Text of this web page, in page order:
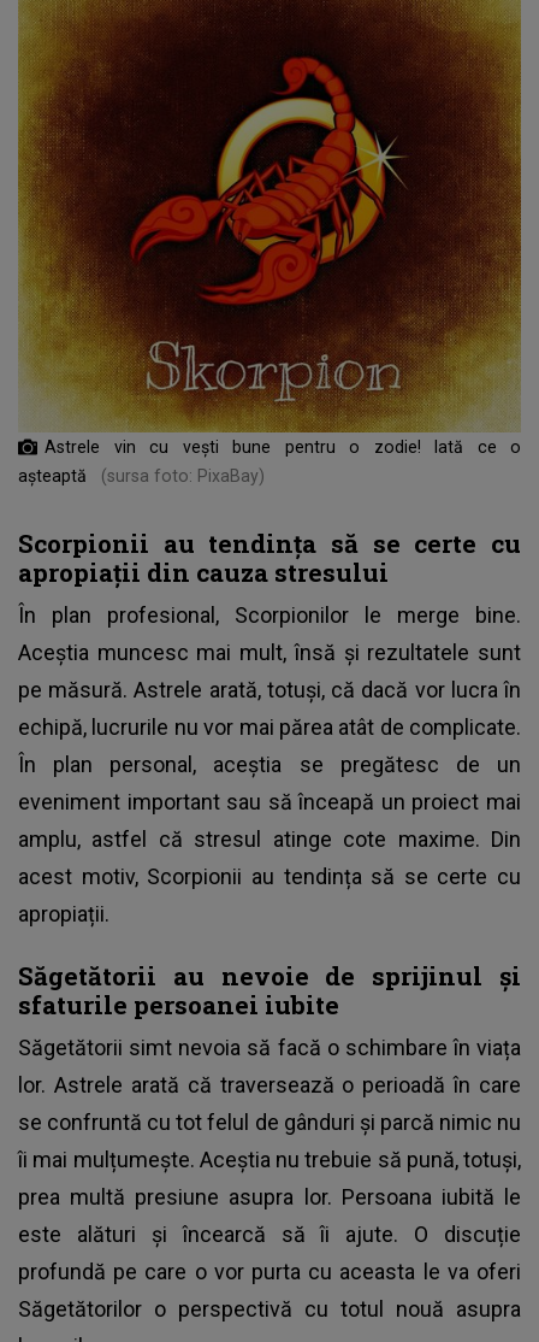
Astrele vin cu vești bune pentru o zodie! Iată ce o
așteaptă
(sursa foto: PixaBay)
Scorpionii au tendința să se certe cu
apropiații din cauza stresului
În plan profesional, Scorpionilor le merge bine.
Aceștia muncesc mai mult, însă și rezultatele sunt
pe măsură. Astrele arată, totuși, că dacă vor lucra în
echipă, lucrurile nu vor mai părea atât de complicate.
În plan personal, aceștia se pregătesc de un
eveniment important sau să înceapă un proiect mai
amplu, astfel că stresul atinge cote maxime. Din
acest motiv, Scorpionii au tendința să se certe cu
apropiații.
Săgetătorii au nevoie de sprijinul și
sfaturile persoanei iubite
Săgetătorii simt nevoia să facă o schimbare în viața
lor. Astrele arată că traversează o perioadă în care
se confruntă cu tot felul de gânduri și parcă nimic nu
îi mai mulțumește. Aceștia nu trebuie să pună, totuși,
prea multă presiune asupra lor. Persoana iubită le
este alături și încearcă să îi ajute. O discuție
profundă pe care o vor purta cu aceasta le va oferi
Săgetătorilor o perspectivă cu totul nouă asupra